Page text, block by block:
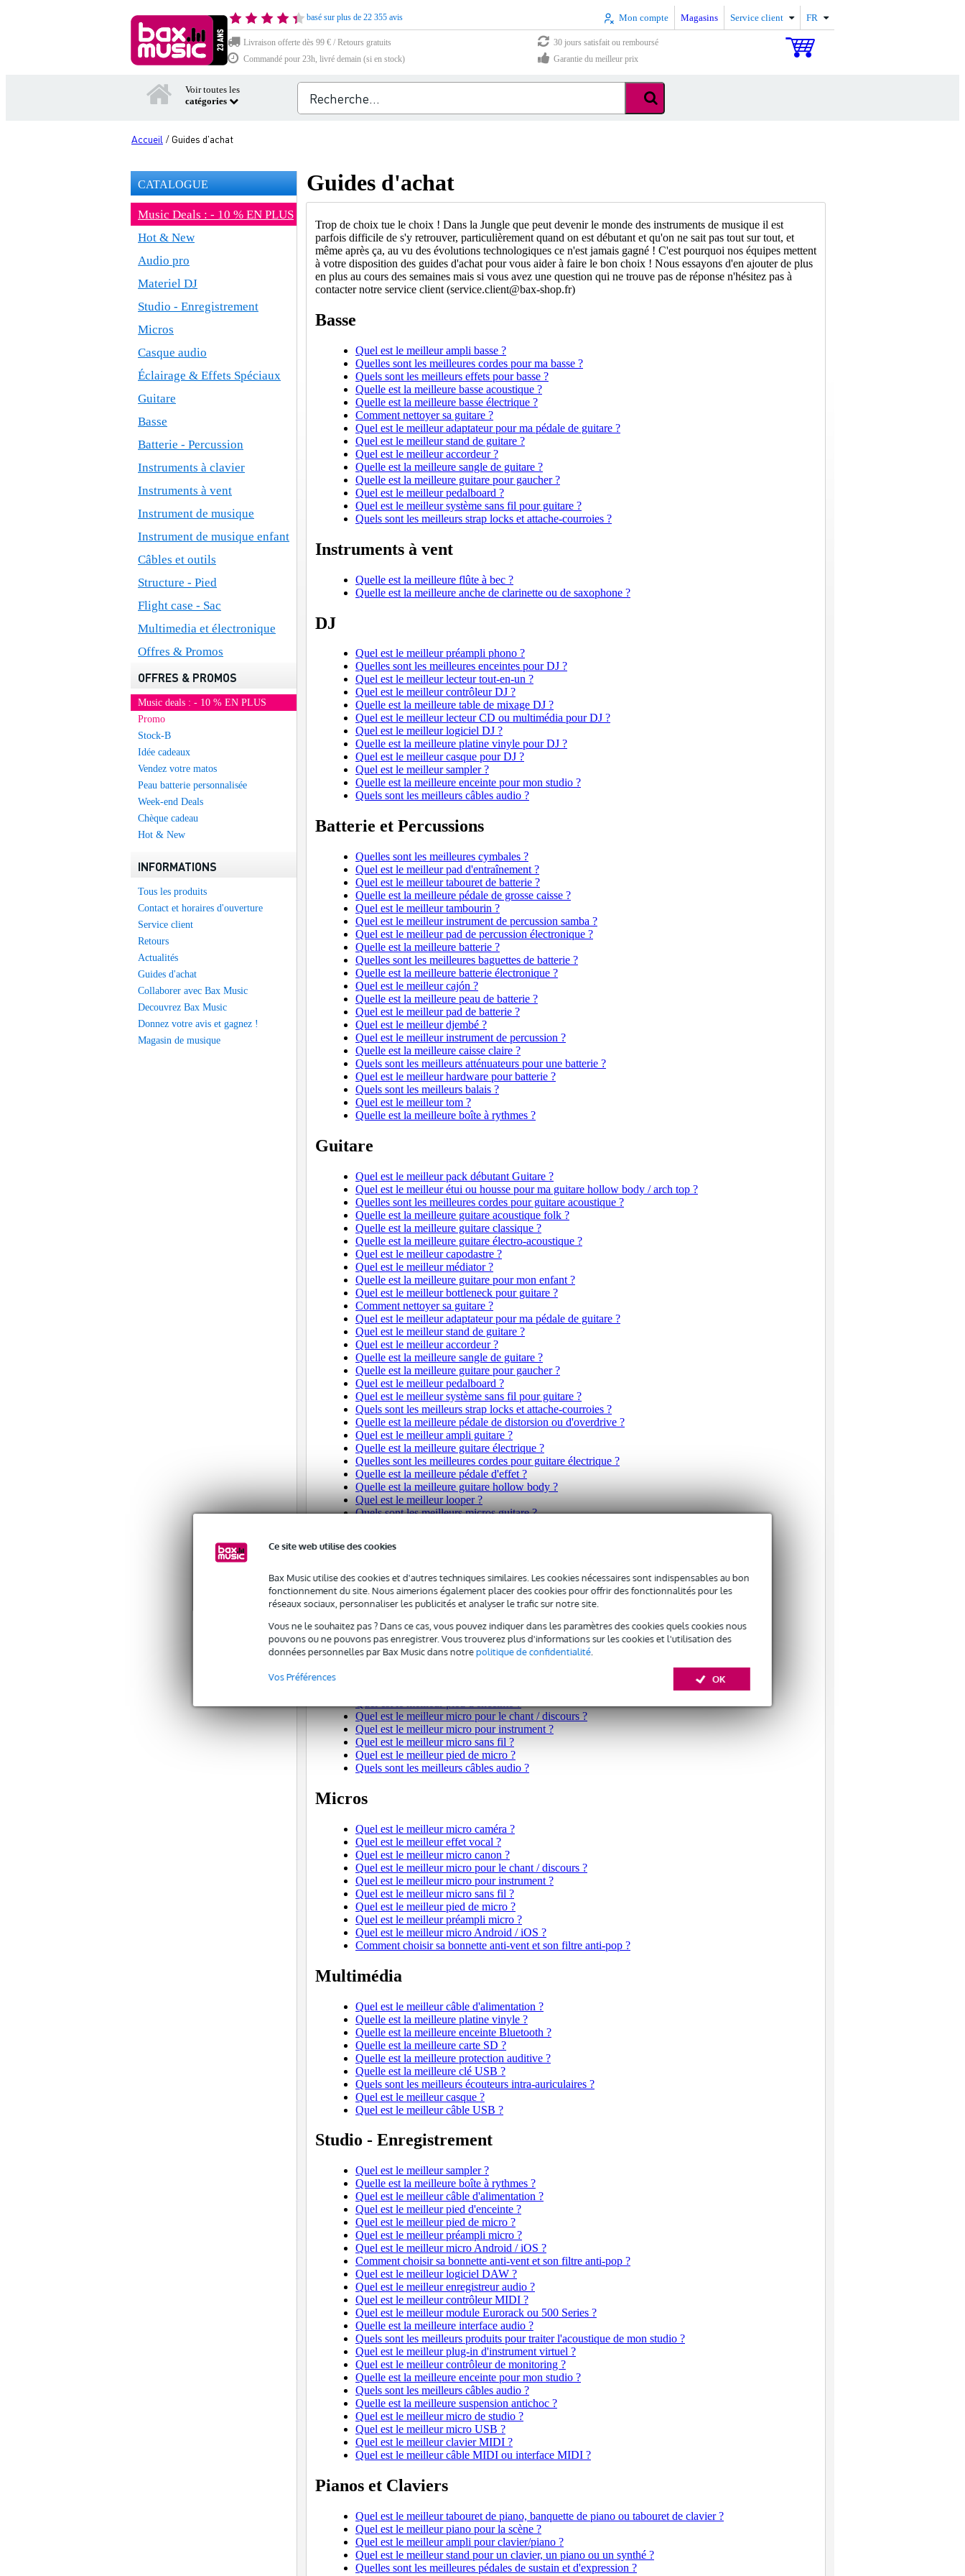
Ce site web utilise des cookies
Bax Music utilise des cookies et d'autres techniques similaires. Les cookies nécessaires sont indispensables au bon
fonctionnement du site. Nous aimerions également placer des cookies pour offrir des fonctionnalités pour les
réseaux sociaux, personnaliser les publicités et analyser le trafic sur notre site.
Vous ne le souhaitez pas ? Dans ce cas, vous pouvez indiquer dans les paramètres des cookies quels cookies nous
pouvons ou ne pouvons pas enregistrer. Vous trouverez plus d'informations sur les cookies et l'utilisation des
données personnelles par Bax Music dans notrepolitique de confidentialité.
OK
Vos Préférences
basé sur plus de 22 355 avis Mon compte Magasins Service client FR
Livraison offerte dès 99 € / Retours gratuits
30 jours satisfait ou remboursé
Commandé pour 23h, livré demain (si en stock)
Garantie du meilleur prix
Voir toutes les
catégories
Accueil / Guides d'achat
CATALOGUE
Music Deals : - 10 % EN PLUS
Hot & New
Audio pro
Materiel DJ
Studio - Enregistrement
Micros
Casque audio
Éclairage & Effets Spéciaux
Guitare
Basse
Batterie - Percussion
Instruments à clavier
Instruments à vent
Instrument de musique
Instrument de musique enfant
Câbles et outils
Structure - Pied
Flight case - Sac
Multimedia et électronique
Offres & Promos
OFFRES & PROMOS
Music deals : - 10 % EN PLUS
Promo
Stock-B
Idée cadeaux
Vendez votre matos
Peau batterie personnalisée
Week-end Deals
Chèque cadeau
Hot & New
INFORMATIONS
Tous les produits
Contact et horaires d'ouverture
Service client
Retours
Actualités
Guides d'achat
Collaborer avec Bax Music
Decouvrez Bax Music
Donnez votre avis et gagnez !
Magasin de musique
Guides d'achat
Trop de choix tue le choix ! Dans la Jungle que peut devenir le monde des instruments de musique il est
parfois difficile de s'y retrouver, particulièrement quand on est débutant et qu'on ne sait pas tout sur tout, et
même après ça, au vu des évolutions technologiques ce n'est jamais gagné ! C'est pourquoi nos équipes mettent
à votre disposition des guides d'achat pour vous aider à faire le bon choix ! Nous essayons d'en ajouter de plus
en plus au cours des semaines mais si vous avez une question qui ne trouve pas de réponse n'hésitez pas à
contacter notre service client (service.client@bax-shop.fr)
Basse
Quel est le meilleur ampli basse ?
Quelles sont les meilleures cordes pour ma basse ?
Quels sont les meilleurs effets pour basse ?
Quelle est la meilleure basse acoustique ?
Quelle est la meilleure basse électrique ?
Comment nettoyer sa guitare ?
Quel est le meilleur adaptateur pour ma pédale de guitare ?
Quel est le meilleur stand de guitare ?
Quel est le meilleur accordeur ?
Quelle est la meilleure sangle de guitare ?
Quelle est la meilleure guitare pour gaucher ?
Quel est le meilleur pedalboard ?
Quel est le meilleur système sans fil pour guitare ?
Quels sont les meilleurs strap locks et attache-courroies ?
Instruments à vent
Quelle est la meilleure flûte à bec ?
Quelle est la meilleure anche de clarinette ou de saxophone ?
DJ
Quel est le meilleur préampli phono ?
Quelles sont les meilleures enceintes pour DJ ?
Quel est le meilleur lecteur tout-en-un ?
Quel est le meilleur contrôleur DJ ?
Quelle est la meilleure table de mixage DJ ?
Quel est le meilleur lecteur CD ou multimédia pour DJ ?
Quel est le meilleur logiciel DJ ?
Quelle est la meilleure platine vinyle pour DJ ?
Quel est le meilleur casque pour DJ ?
Quel est le meilleur sampler ?
Quelle est la meilleure enceinte pour mon studio ?
Quels sont les meilleurs câbles audio ?
Batterie et Percussions
Quelles sont les meilleures cymbales ?
Quel est le meilleur pad d'entraînement ?
Quel est le meilleur tabouret de batterie ?
Quelle est la meilleure pédale de grosse caisse ?
Quel est le meilleur tambourin ?
Quel est le meilleur instrument de percussion samba ?
Quel est le meilleur pad de percussion électronique ?
Quelle est la meilleure batterie ?
Quelles sont les meilleures baguettes de batterie ?
Quelle est la meilleure batterie électronique ?
Quel est le meilleur cajón ?
Quelle est la meilleure peau de batterie ?
Quel est le meilleur pad de batterie ?
Quel est le meilleur djembé ?
Quel est le meilleur instrument de percussion ?
Quelle est la meilleure caisse claire ?
Quels sont les meilleurs atténuateurs pour une batterie ?
Quel est le meilleur hardware pour batterie ?
Quels sont les meilleurs balais ?
Quel est le meilleur tom ?
Quelle est la meilleure boîte à rythmes ?
Guitare
Quel est le meilleur pack débutant Guitare ?
Quel est le meilleur étui ou housse pour ma guitare hollow body / arch top ?
Quelles sont les meilleures cordes pour guitare acoustique ?
Quelle est la meilleure guitare acoustique folk ?
Quelle est la meilleure guitare classique ?
Quelle est la meilleure guitare électro-acoustique ?
Quel est le meilleur capodastre ?
Quel est le meilleur médiator ?
Quelle est la meilleure guitare pour mon enfant ?
Quel est le meilleur bottleneck pour guitare ?
Comment nettoyer sa guitare ?
Quel est le meilleur adaptateur pour ma pédale de guitare ?
Quel est le meilleur stand de guitare ?
Quel est le meilleur accordeur ?
Quelle est la meilleure sangle de guitare ?
Quelle est la meilleure guitare pour gaucher ?
Quel est le meilleur pedalboard ?
Quel est le meilleur système sans fil pour guitare ?
Quels sont les meilleurs strap locks et attache-courroies ?
Quelle est la meilleure pédale de distorsion ou d'overdrive ?
Quel est le meilleur ampli guitare ?
Quelle est la meilleure guitare électrique ?
Quelles sont les meilleures cordes pour guitare électrique ?
Quelle est la meilleure pédale d'effet ?
Quelle est la meilleure guitare hollow body ?
Quel est le meilleur looper ?
Quels sont les meilleurs micros guitare ?
Son live
Quel est le meilleur câble d'alimentation ?
Quelle est la meilleure enceinte ?
Quelle est la meilleure boîte de direct ?
Quel est le meilleur flight case ou rack 19 pouces ?
Quel est le meilleur lecteur audio professionnel ?
Quel est le meilleur ampli ?
Quels sont les meilleurs systèmes de monitoring intra-auriculaires ?
Quel est le meilleur micro pour le chant / discours ?
Quel est le meilleur micro pour instrument ?
Quel est le meilleur micro sans fil ?
Quel est le meilleur pied de micro ?
Quels sont les meilleurs câbles audio ?
Micros
Quel est le meilleur micro caméra ?
Quel est le meilleur effet vocal ?
Quel est le meilleur micro canon ?
Quel est le meilleur micro pour le chant / discours ?
Quel est le meilleur micro pour instrument ?
Quel est le meilleur micro sans fil ?
Quel est le meilleur pied de micro ?
Quel est le meilleur préampli micro ?
Quel est le meilleur micro Android / iOS ?
Comment choisir sa bonnette anti-vent et son filtre anti-pop ?
Multimédia
Quel est le meilleur câble d'alimentation ?
Quelle est la meilleure platine vinyle ?
Quelle est la meilleure enceinte Bluetooth ?
Quelle est la meilleure carte SD ?
Quelle est la meilleure protection auditive ?
Quelle est la meilleure clé USB ?
Quels sont les meilleurs écouteurs intra-auriculaires ?
Quel est le meilleur casque ?
Quel est le meilleur câble USB ?
Studio - Enregistrement
Quel est le meilleur sampler ?
Quelle est la meilleure boîte à rythmes ?
Quel est le meilleur câble d'alimentation ?
Quel est le meilleur pied d'enceinte ?
Quel est le meilleur pied de micro ?
Quel est le meilleur préampli micro ?
Quel est le meilleur micro Android / iOS ?
Comment choisir sa bonnette anti-vent et son filtre anti-pop ?
Quel est le meilleur logiciel DAW ?
Quel est le meilleur enregistreur audio ?
Quel est le meilleur contrôleur MIDI ?
Quel est le meilleur module Eurorack ou 500 Series ?
Quelle est la meilleure interface audio ?
Quels sont les meilleurs produits pour traiter l'acoustique de mon studio ?
Quel est le meilleur plug-in d'instrument virtuel ?
Quel est le meilleur contrôleur de monitoring ?
Quelle est la meilleure enceinte pour mon studio ?
Quels sont les meilleurs câbles audio ?
Quelle est la meilleure suspension antichoc ?
Quel est le meilleur micro de studio ?
Quel est le meilleur micro USB ?
Quel est le meilleur clavier MIDI ?
Quel est le meilleur câble MIDI ou interface MIDI ?
Pianos et Claviers
Quel est le meilleur tabouret de piano, banquette de piano ou tabouret de clavier ?
Quel est le meilleur piano pour la scène ?
Quel est le meilleur ampli pour clavier/piano ?
Quel est le meilleur stand pour un clavier, un piano ou un synthé ?
Quelles sont les meilleures pédales de sustain et d'expression ?